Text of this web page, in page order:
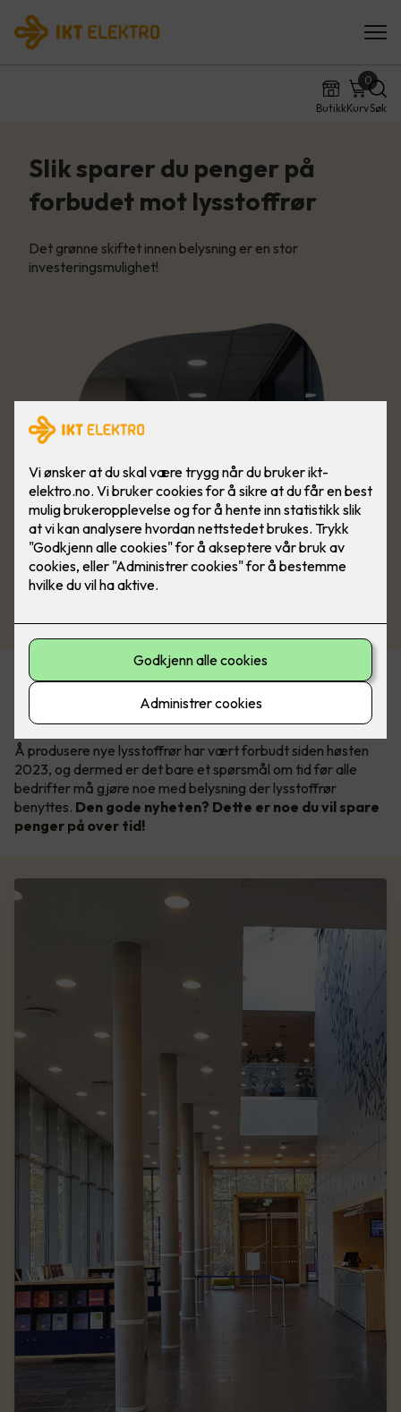
ButikkKurv
0
Søk
Slik sparer du penger på
forbudet mot lysstoffrør
Det grønne skiftet innen belysning er en stor
investeringsmulighet!
En av konsekvensene av RoHS-direktivet, som har til hensikt
å begrense bruken av miljøskadelige stoffer, er at lysstoffrør
avvikles.
Å produsere nye lysstoffrør har vært forbudt siden høsten
2023, og dermed er det bare et spørsmål om tid før alle
bedrifter må gjøre noe med belysning der lysstoffrør
benyttes. Den gode nyheten? Dette er noe du vil spare
penger på over tid!